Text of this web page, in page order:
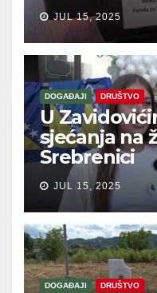
JUL 15, 2025
DOGAĐAJI DRUŠTVO
U
sjećanja na
Srebrenici
JUL 15, 2025
DOGAĐAJI DRUŠTVO